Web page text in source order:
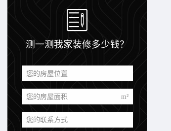

测一测我家装修多少钱？
您的房屋位置
您的房屋面积 m²
您的联系方式